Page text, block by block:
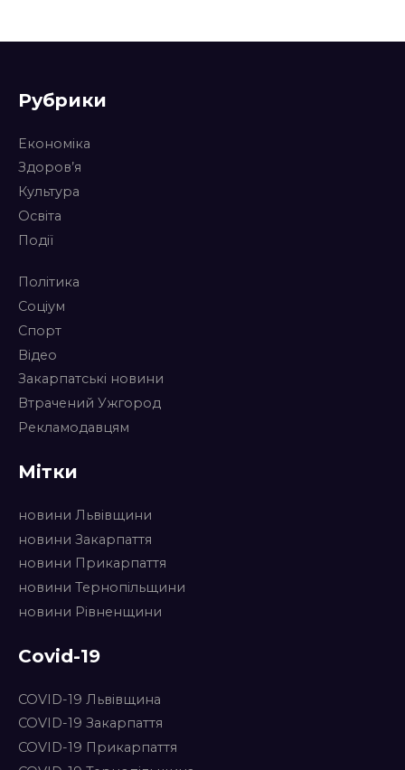
Рубрики
Економіка
Здоров’я
Культура
Освіта
Події
Політика
Соціум
Спорт
Відео
Закарпатські новини
Втрачений Ужгород
Рекламодавцям
Мітки
новини Львівщини
новини Закарпаття
новини Прикарпаття
новини Тернопільщини
новини Рівненщини
Covid-19
COVID-19 Львівщина
COVID-19 Закарпаття
COVID-19 Прикарпаття